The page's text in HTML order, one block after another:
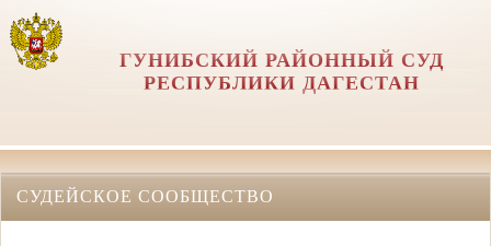
ГУНИБСКИЙ РАЙОННЫЙ СУД
РЕСПУБЛИКИ ДАГЕСТАН
СУДЕЙСКОЕ СООБЩЕСТВО